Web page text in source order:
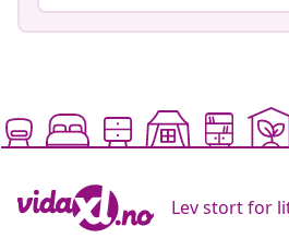
Lev stort for